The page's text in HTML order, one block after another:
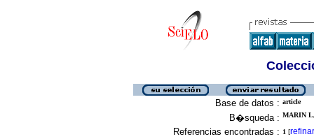
Base de datos : article
B�squeda : MARIN
Referencias encontradas : 1 [refinar